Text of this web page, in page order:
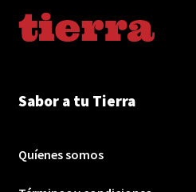
Sabor a tu Tierra
Quíenes somos